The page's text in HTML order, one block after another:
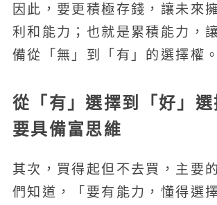
因此，要更積極存錢，讓未來
利和能力；也就是累積能力，
備從「無」到「有」的選擇權。
從「有」選擇到「好」
要具備富思維
其次，買得起但不去買，主要
們知道，「要有能力，懂得選